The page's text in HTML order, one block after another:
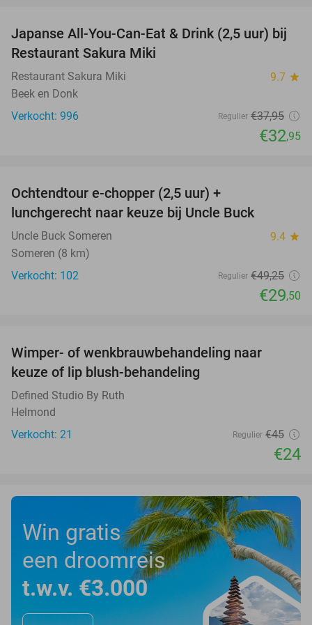
13%
Japanse All-You-Can-Eat & Drink (2,5 uur) bij
Restaurant Sakura Miki
Restaurant Sakura Miki 9.7 star
Beek en Donk
Verkocht: 996
Regulier €37,95
€32,95
Ochtendtour e-chopper (2,5 uur) +
lunchgerecht naar keuze bij Uncle Buck
Uncle Buck Someren 9.4 star
Someren (8 km)
Verkocht: 102
Regulier €49,25
€29,50
Wimper- of wenkbrauwbehandeling naar
keuze of lip blush-behandeling
Defined Studio By Ruth
Helmond
Verkocht: 21
Regulier €45
€24
Win gratis
een droomreis
t.w.v. €3.000